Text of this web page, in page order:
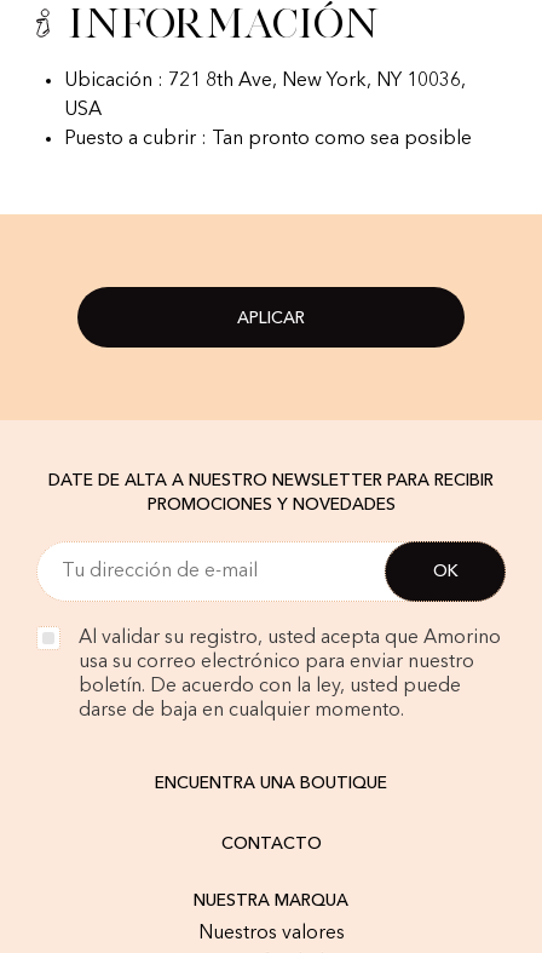
Información
Ubicación : 721 8th Ave, New York, NY 10036,
USA
Puesto a cubrir : Tan pronto como sea posible
APLICAR
DATE DE ALTA A NUESTRO NEWSLETTER PARA RECIBIR
PROMOCIONES Y NOVEDADES
Al validar su registro, usted acepta que Amorino
usa su correo electrónico para enviar nuestro
boletín. De acuerdo con la ley, usted puede
darse de baja en cualquier momento.
ENCUENTRA UNA BOUTIQUE
CONTACTO
NUESTRA MARQUA
Nuestros valores